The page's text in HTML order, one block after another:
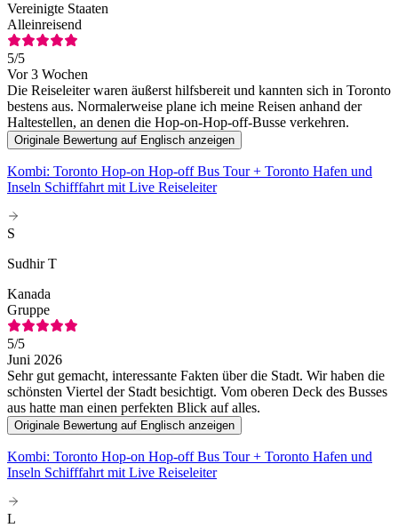
Vereinigte Staaten
Alleinreisend
5/5
Vor 3 Wochen
Die Reiseleiter waren äußerst hilfsbereit und kannten sich in Toronto
bestens aus. Normalerweise plane ich meine Reisen anhand der
Haltestellen, an denen die Hop-on-Hop-off-Busse verkehren.
Originale Bewertung auf Englisch anzeigen
Kombi: Toronto Hop-on Hop-off Bus Tour + Toronto Hafen und
Inseln Schifffahrt mit Live Reiseleiter
S
Sudhir T
Kanada
Gruppe
5/5
Juni 2026
Sehr gut gemacht, interessante Fakten über die Stadt. Wir haben die
schönsten Viertel der Stadt besichtigt. Vom oberen Deck des Busses
aus hatte man einen perfekten Blick auf alles.
Originale Bewertung auf Englisch anzeigen
Kombi: Toronto Hop-on Hop-off Bus Tour + Toronto Hafen und
Inseln Schifffahrt mit Live Reiseleiter
L